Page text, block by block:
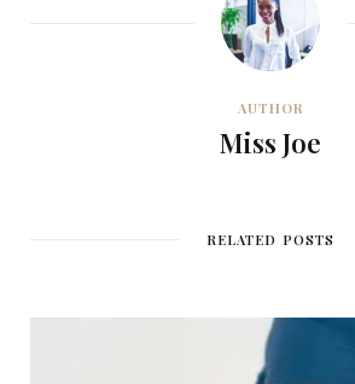
AUTHOR
Miss Joe
RELATED POSTS